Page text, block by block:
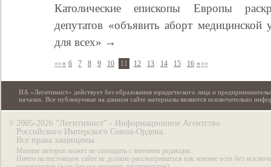
Католические епископы Европы
депутатов «объявить аборт медицинской
для всех» →
««« 6 7 8 9 10 11 12 13 14 15 16 »»»
ИА «Легитимист» действует без образования юридического лица и
началах. Все публикуемые на данном сайте материалы являются исключительно
© 2005-2026 “Легитимист” - Информационное Агентство
Российского Имперского Союза-Ордена.
Все права защищены.
Мнение авторов может не совпадать с мнением редакции.
Ничто на настоящем сайте не должно рассматриваться как мнение всех без